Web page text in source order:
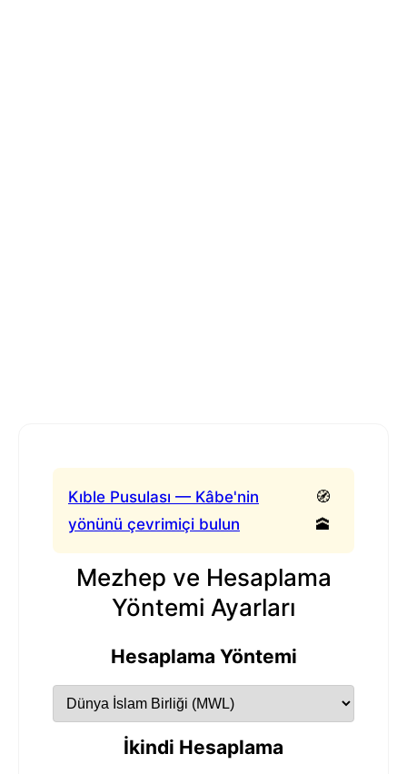
Kıble Pusulası — Kâbe'nin
yönünü çevrimiçi bulun
🧭
🕋
Mezhep ve Hesaplama
Yöntemi Ayarları
Hesaplama Yöntemi
İkindi Hesaplama